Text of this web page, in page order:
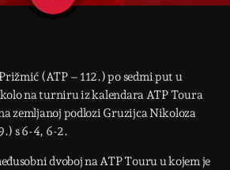
(ATP – 112.) po sedmi put u
na turniru iz kalendara ATP Toura
zemljanoj podlozi Gruzijca Nikoloza
s 6-4, 6-2.
dvoboj na ATP Touru u kojem je